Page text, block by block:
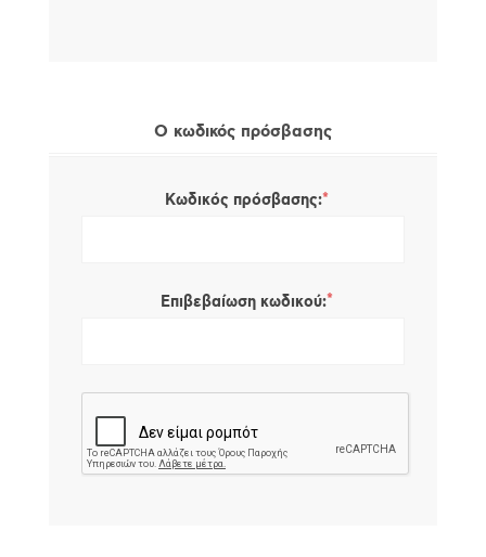
Ο κωδικός πρόσβασης
Κωδικός πρόσβασης:*
Επιβεβαίωση κωδικού:*